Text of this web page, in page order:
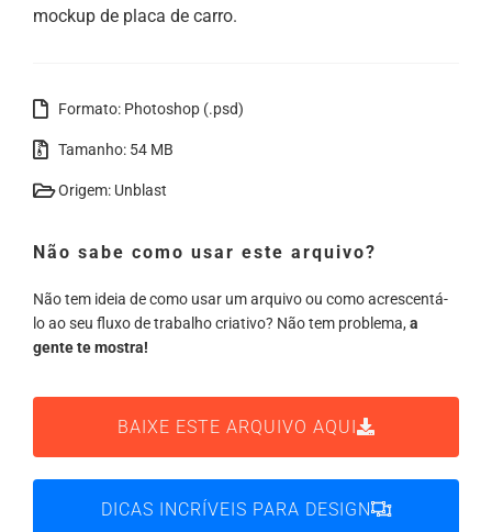
mockup de placa de carro.
Formato: Photoshop (.psd)
Tamanho: 54 MB
Origem: Unblast
Não sabe como usar este arquivo?
Não tem ideia de como usar um arquivo ou como acrescentá-
lo ao seu fluxo de trabalho criativo? Não tem problema, a
gente te mostra!
BAIXE ESTE ARQUIVO AQUI
DICAS INCRÍVEIS PARA DESIGN